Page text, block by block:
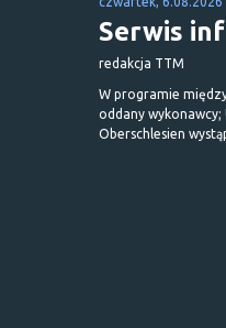
Serwis
redakcja TTM
W programie
oddany
Oberschlesien